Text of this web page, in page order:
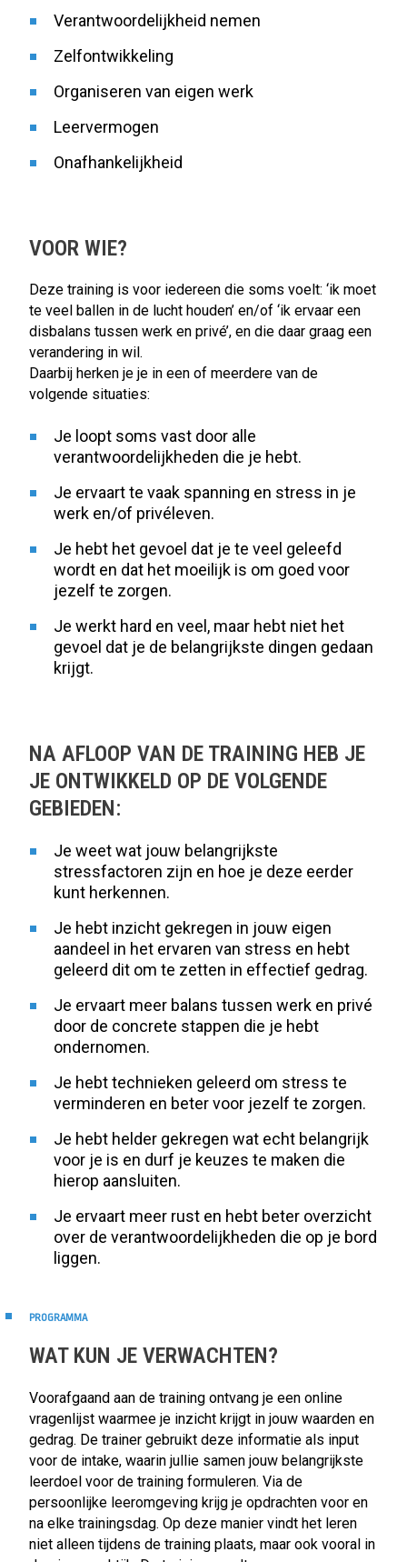
Verantwoordelijkheid nemen
Zelfontwikkeling
Organiseren van eigen werk
Leervermogen
Onafhankelijkheid
VOOR WIE?
Deze training is voor iedereen die soms voelt: ‘ik moet
te veel ballen in de lucht houden’ en/of ‘ik ervaar een
disbalans tussen werk en privé’, en die daar graag een
verandering in wil.
Daarbij herken je je in een of meerdere van de
volgende situaties:
Je loopt soms vast door alle
verantwoordelijkheden die je hebt.
Je ervaart te vaak spanning en stress in je
werk en/of privéleven.
Je hebt het gevoel dat je te veel geleefd
wordt en dat het moeilijk is om goed voor
jezelf te zorgen.
Je werkt hard en veel, maar hebt niet het
gevoel dat je de belangrijkste dingen gedaan
krijgt.
NA AFLOOP VAN DE TRAINING HEB JE
JE ONTWIKKELD OP DE VOLGENDE
GEBIEDEN:
Je weet wat jouw belangrijkste
stressfactoren zijn en hoe je deze eerder
kunt herkennen.
Je hebt inzicht gekregen in jouw eigen
aandeel in het ervaren van stress en hebt
geleerd dit om te zetten in effectief gedrag.
Je ervaart meer balans tussen werk en privé
door de concrete stappen die je hebt
ondernomen.
Je hebt technieken geleerd om stress te
verminderen en beter voor jezelf te zorgen.
Je hebt helder gekregen wat echt belangrijk
voor je is en durf je keuzes te maken die
hierop aansluiten.
Je ervaart meer rust en hebt beter overzicht
over de verantwoordelijkheden die op je bord
liggen.
PROGRAMMA
WAT KUN JE VERWACHTEN?
Voorafgaand aan de training ontvang je een online
vragenlijst waarmee je inzicht krijgt in jouw waarden en
gedrag. De trainer gebruikt deze informatie als input
voor de intake, waarin jullie samen jouw belangrijkste
leerdoel voor de training formuleren. Via de
persoonlijke leeromgeving krijg je opdrachten voor en
na elke trainingsdag. Op deze manier vindt het leren
niet alleen tijdens de training plaats, maar ook vooral in